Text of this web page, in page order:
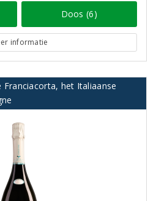
Doos (6)
informatie
het Italiaanse